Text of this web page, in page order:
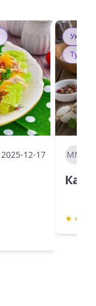
2025-12-17 ММ
★ ★